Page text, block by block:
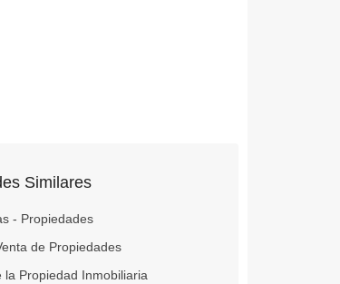
Similares
- Propiedades
de Propiedades
la Propiedad Inmobiliaria